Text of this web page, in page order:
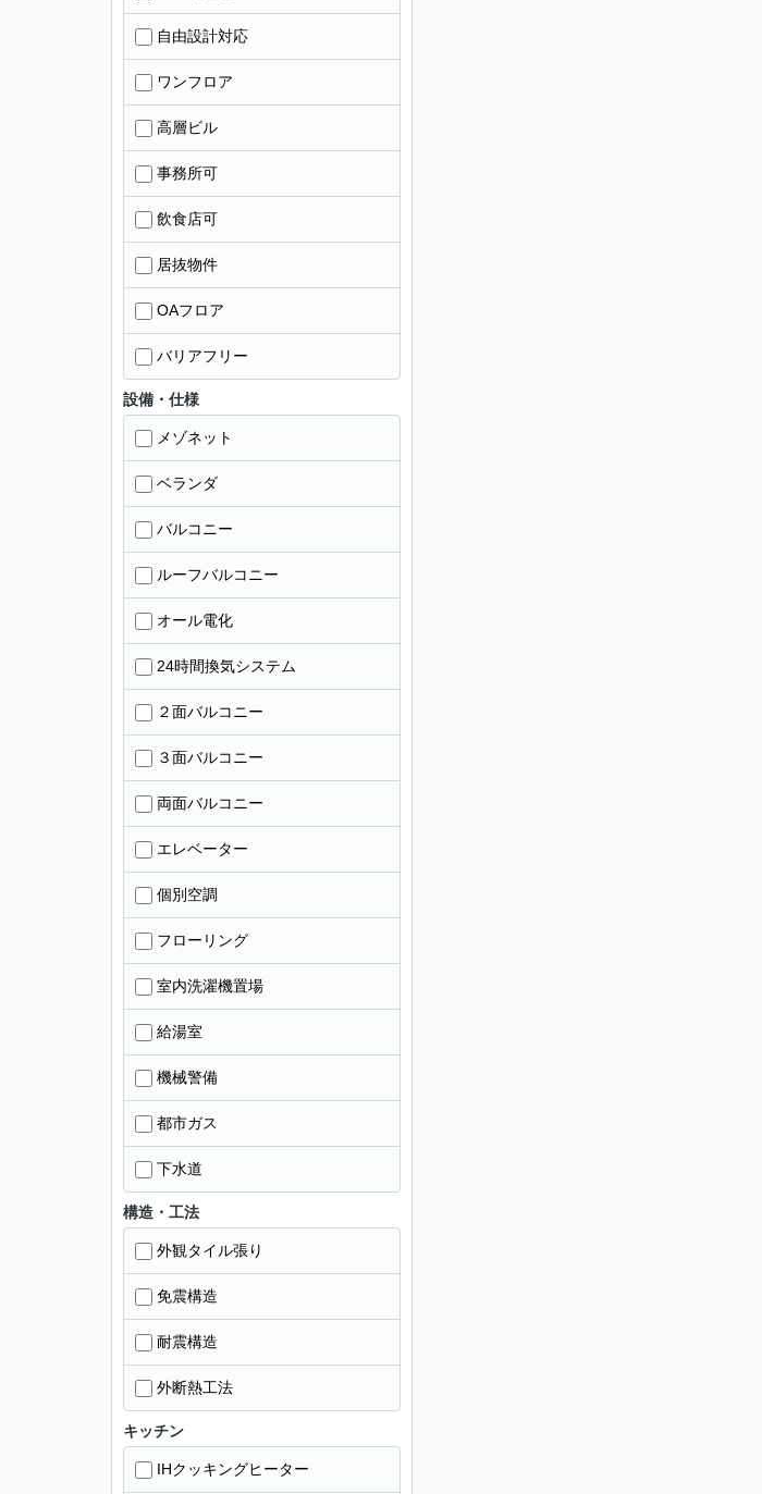
自由設計対応
ワンフロア
高層ビル
事務所可
飲食店可
居抜物件
OAフロア
バリアフリー
設備・仕様
メゾネット
ベランダ
バルコニー
ルーフバルコニー
オール電化
24時間換気システム
２面バルコニー
３面バルコニー
両面バルコニー
エレベーター
個別空調
フローリング
室内洗濯機置場
給湯室
機械警備
都市ガス
下水道
構造・工法
外観タイル張り
免震構造
耐震構造
外断熱工法
キッチン
IHクッキングヒーター